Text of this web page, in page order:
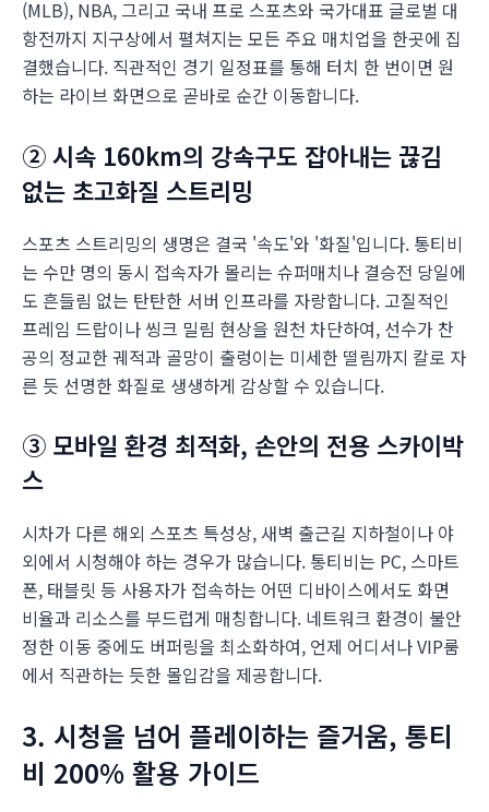
(MLB), NBA, 그리고 국내 프로 스포츠와 국가대표 글로벌 대
항전까지 지구상에서 펼쳐지는 모든 주요 매치업을 한곳에 집
결했습니다. 직관적인 경기 일정표를 통해 터치 한 번이면 원
하는 라이브 화면으로 곧바로 순간 이동합니다.
② 시속 160km의 강속구도 잡아내는 끊김
없는 초고화질 스트리밍
스포츠 스트리밍의 생명은 결국 '속도'와 '화질'입니다. 통티비
는 수만 명의 동시 접속자가 몰리는 슈퍼매치나 결승전 당일에
도 흔들림 없는 탄탄한 서버 인프라를 자랑합니다. 고질적인
프레임 드랍이나 씽크 밀림 현상을 원천 차단하여, 선수가 찬
공의 정교한 궤적과 골망이 출렁이는 미세한 떨림까지 칼로 자
른 듯 선명한 화질로 생생하게 감상할 수 있습니다.
③ 모바일 환경 최적화, 손안의 전용 스카이박
스
시차가 다른 해외 스포츠 특성상, 새벽 출근길 지하철이나 야
외에서 시청해야 하는 경우가 많습니다. 통티비는 PC, 스마트
폰, 태블릿 등 사용자가 접속하는 어떤 디바이스에서도 화면
비율과 리소스를 부드럽게 매칭합니다. 네트워크 환경이 불안
정한 이동 중에도 버퍼링을 최소화하여, 언제 어디서나 VIP룸
에서 직관하는 듯한 몰입감을 제공합니다.
3. 시청을 넘어 플레이하는 즐거움, 통티
비 200% 활용 가이드